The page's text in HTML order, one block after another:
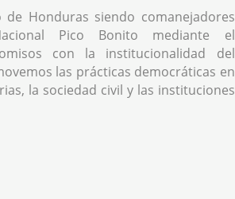
Honduras siendo comanejadores
Pico Bonito mediante el
con la institucionalidad del
las prácticas democráticas en
la sociedad civil y las instituciones